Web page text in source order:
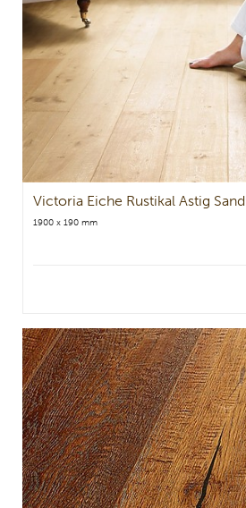
Victoria Eiche Rustikal Astig Sand
1900 x 190 mm